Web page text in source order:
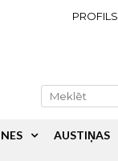
PROFILS
AUSTIŅAS